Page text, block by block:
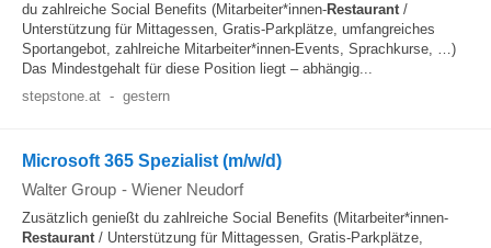
du zahlreiche Social Benefits (Mitarbeiter*innen-Restaurant/
Unterstützung für Mittagessen, Gratis-Parkplätze, umfangreiches
Sportangebot, zahlreiche Mitarbeiter*innen-Events, Sprachkurse, …)
Das Mindestgehalt für diese Position liegt – abhängig...
stepstone.at - gestern
Microsoft 365 Spezialist (m/w/d)
Walter Group - Wiener Neudorf
Zusätzlich genießt du zahlreiche Social Benefits (Mitarbeiter*innen-
Restaurant/ Unterstützung für Mittagessen, Gratis-Parkplätze,